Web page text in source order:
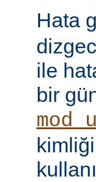
Hata
ile
bir